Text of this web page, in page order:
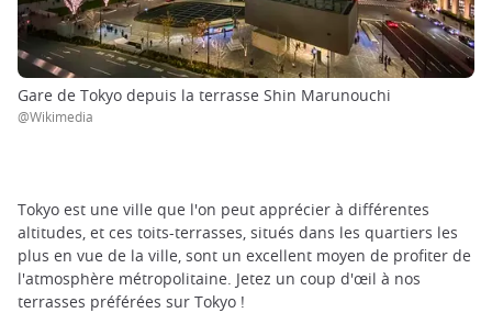
Gare de Tokyo depuis la terrasse Shin Marunouchi
@Wikimedia
Tokyo est une ville que l'on peut apprécier à différentes
altitudes, et ces toits-terrasses, situés dans les quartiers les
plus en vue de la ville, sont un excellent moyen de profiter de
l'atmosphère métropolitaine. Jetez un coup d'œil à nos
terrasses préférées sur Tokyo !